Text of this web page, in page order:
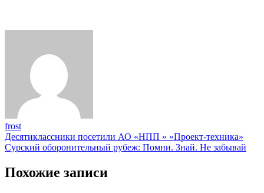
frost
Навигация
по
записям
Десятиклассники посетили АО «НПП » «Проект-техника»
Сурский оборонительный рубеж: Помни. Знай. Не забывай
Похожие записи